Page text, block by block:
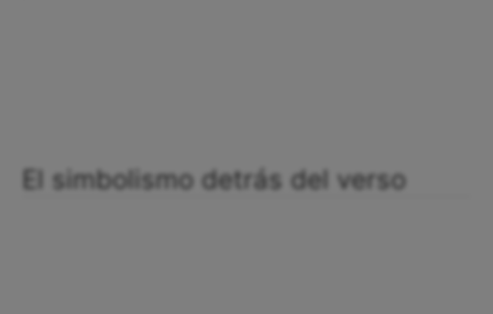
El simbolismo detrás del verso